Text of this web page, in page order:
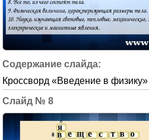
Кроссворд «Введение в физику»
8